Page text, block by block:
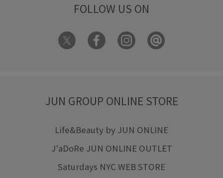
FOLLOW US ON
JUN GROUP ONLINE STORE
Life&Beauty by JUN ONLINE
J'aDoRe JUN ONLINE OUTLET
Saturdays NYC WEB STORE